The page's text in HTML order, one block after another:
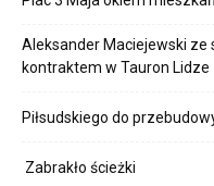
Aleksander Maciejewski ze
kontraktem w Tauron Lidze
Piłsudskiego do
Zabrakło ścieżki